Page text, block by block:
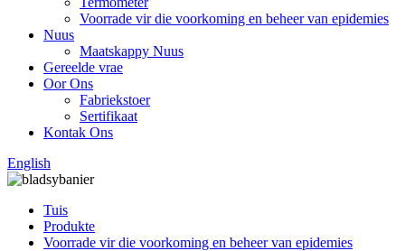
Voorrade vir die voorkoming en beheer van epidemies
Nuus
Maatskappy Nuus
Gereelde vrae
Oor Ons
Fabriekstoer
Sertifikaat
Kontak Ons
English
Tuis
Produkte
Voorrade vir die voorkoming en beheer van epidemies